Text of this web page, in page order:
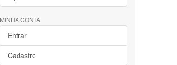
MINHA CONTA
Entrar
Cadastro